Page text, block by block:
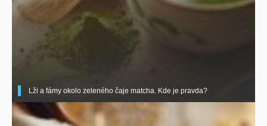
Lži a fámy okolo zeleného čaje matcha. Kde je pravda?